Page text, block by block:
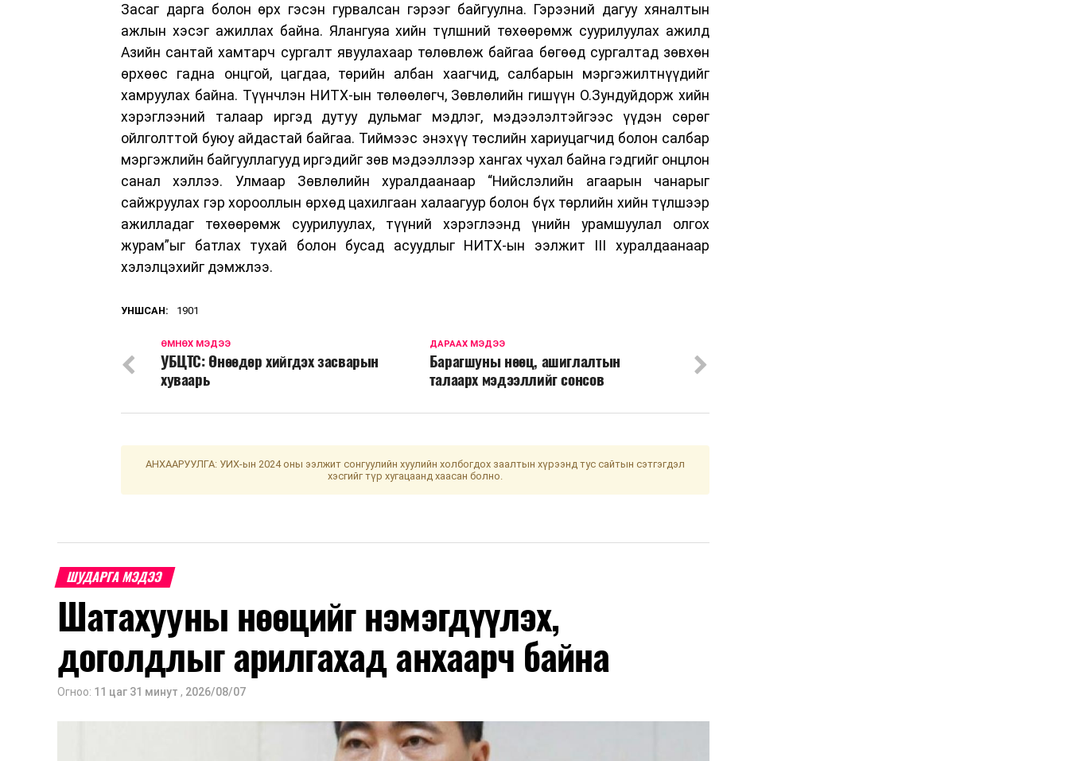
Засаг дарга болон өрх гэсэн гурвалсан гэрээг байгуулна. Гэрээний дагуу хяналтын
ажлын хэсэг ажиллах байна. Ялангуяа хийн түлшний төхөөрөмж суурилуулах ажилд
Азийн сантай хамтарч сургалт явуулахаар төлөвлөж байгаа бөгөөд сургалтад зөвхөн
өрхөөс гадна онцгой, цагдаа, төрийн албан хаагчид, салбарын мэргэжилтнүүдийг
хамруулах байна. Түүнчлэн НИТХ-ын төлөөлөгч, Зөвлөлийн гишүүн О.Зундуйдорж хийн
хэрэглээний талаар иргэд дутуу дульмаг мэдлэг, мэдээлэлтэйгээс үүдэн сөрөг
ойлголттой буюу айдастай байгаа. Тиймээс энэхүү төслийн хариуцагчид болон салбар
мэргэжлийн байгууллагууд иргэдийг зөв мэдээллээр хангах чухал байна гэдгийг онцлон
санал хэллээ. Улмаар Зөвлөлийн хуралдаанаар “Нийслэлийн агаарын чанарыг
сайжруулах гэр хорооллын өрхөд цахилгаан халаагуур болон бүх төрлийн хийн түлшээр
ажилладаг төхөөрөмж суурилуулах, түүний хэрэглээнд үнийн урамшуулал олгох
журам”ыг батлах тухай болон бусад асуудлыг НИТХ-ын ээлжит III хуралдаанаар
хэлэлцэхийг дэмжлээ.
УНШСАН: 1901
ДАРААХ МЭДЭЭ
Барагшуны нөөц, ашиглалтын
талаарх мэдээллийг сонсов
ӨМНӨХ МЭДЭЭ
УБЦТС: Өнөөдөр хийгдэх засварын
хуваарь
АНХААРУУЛГА: УИХ-ын 2024 оны ээлжит сонгуулийн хуулийн холбогдох заалтын хүрээнд тус сайтын сэтгэгдэл
хэсгийг түр хугацаанд хаасан болно.
ШУДАРГА МЭДЭЭ
Шатахууны нөөцийг нэмэгдүүлэх,
доголдлыг арилгахад анхаарч байна
Огноо: 11 цаг 31 минут , 2026/08/07